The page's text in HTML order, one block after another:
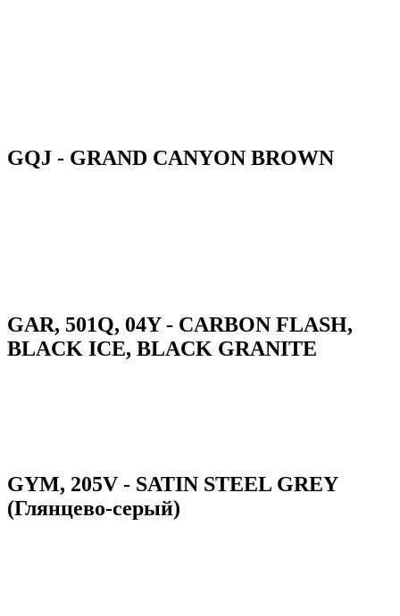
GQJ - GRAND CANYON BROWN
GAR, 501Q, 04Y - CARBON FLASH,
BLACK ICE, BLACK GRANITE
GYM, 205V - SATIN STEEL GREY
(Глянцево-серый)